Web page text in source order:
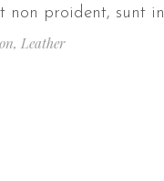
non proident, sunt in
, Leather